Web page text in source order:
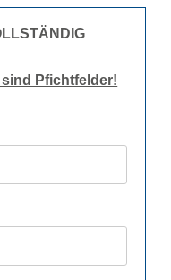
sind Pfichtfelder!